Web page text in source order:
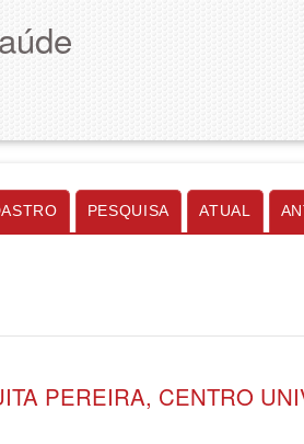
PESQUISA ATUAL
PEREIRA, CENTRO